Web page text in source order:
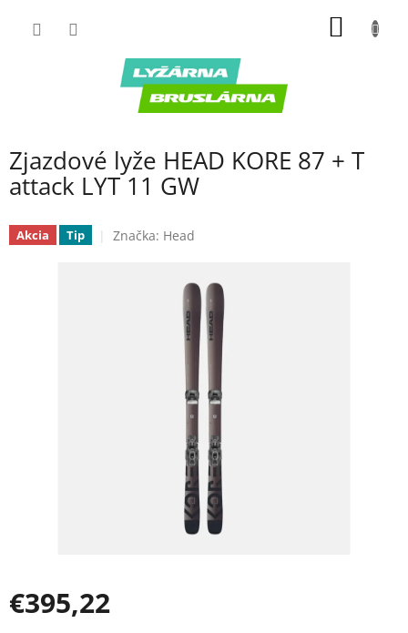
Zjazdové lyže HEAD KORE 87 + T
attack LYT 11 GW
Akcia Tip Značka: Head
€395,22